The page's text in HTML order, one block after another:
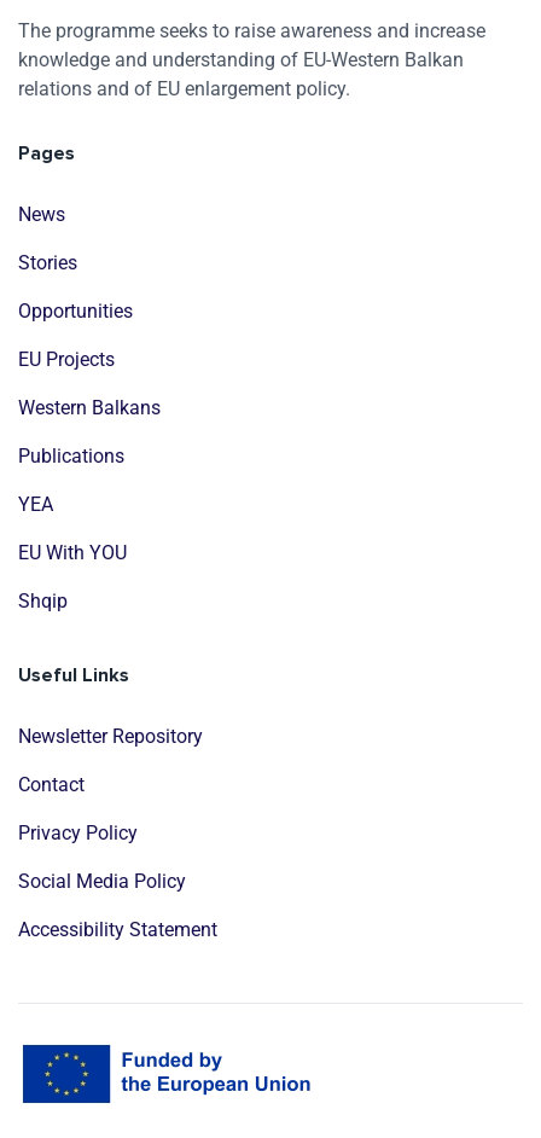
The programme seeks to raise awareness and increase
knowledge and understanding of EU-Western Balkan
relations and of EU enlargement policy.
Pages
News
Stories
Opportunities
EU Projects
Western Balkans
Publications
YEA
EU With YOU
Shqip
Useful Links
Newsletter Repository
Contact
Privacy Policy
Social Media Policy
Accessibility Statement